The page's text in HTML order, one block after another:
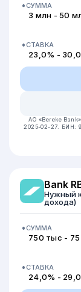
СУММА
3 млн - 50
СТАВКА
23,0% -
АО «Bereke
2025-02-27.
БИН:
Bank
Нужный
дохода)
СУММА
750 тыс -
СТАВКА
24,0% -